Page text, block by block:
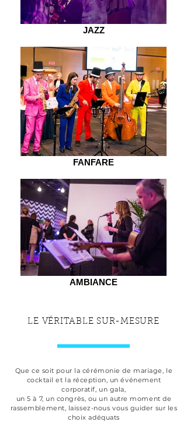
JAZZ
FANFARE
AMBIANCE
LE VÉRITABLE SUR-MESURE
Que ce soit pour la cérémonie de mariage, le
cocktail et la réception, un événement
corporatif, un gala,
un 5 à 7, un congrès, ou un autre moment de
rassemblement, laissez-nous vous guider sur les
choix adéquats